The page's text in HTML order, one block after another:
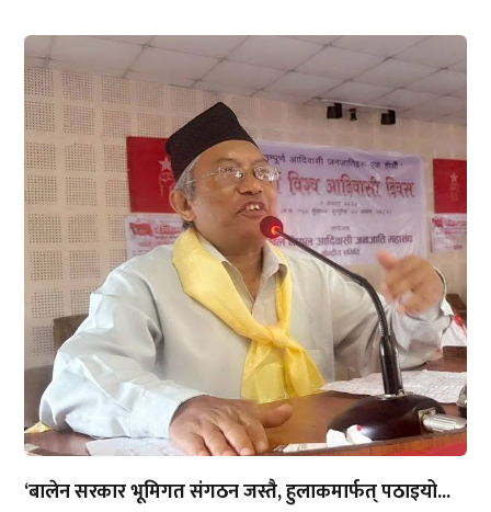
‘बालेन सरकार भूमिगत संगठन जस्तै, हुलाकमार्फत् पठाइयो...